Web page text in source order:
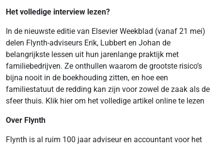
Het volledige interview lezen?
In de nieuwste editie van Elsevier Weekblad (vanaf 21 mei)
delen Flynth-adviseurs Erik, Lubbert en Johan de
belangrijkste lessen uit hun jarenlange praktijk met
familiebedrijven. Ze onthullen waarom de grootste risico’s
bijna nooit in de boekhouding zitten, en hoe een
familiestatuut de redding kan zijn voor zowel de zaak als de
sfeer thuis. Klik hier om het volledige artikel online te lezen
Over Flynth
Flynth is al ruim 100 jaar adviseur en accountant voor het